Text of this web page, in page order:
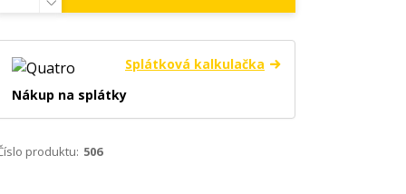
Splátková kalkulačka
Nákup na splátky
produktu: 506